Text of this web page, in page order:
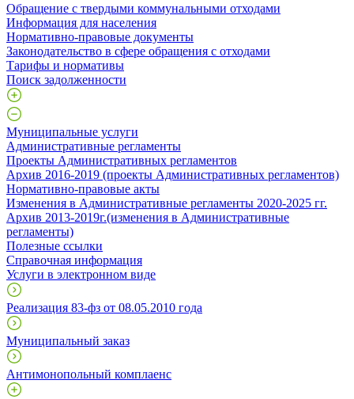
Обращение с твердыми коммунальными отходами
Информация для населения
Нормативно-правовые документы
Законодательство в сфере обращения с отходами
Тарифы и нормативы
Поиск задолженности
Муниципальные услуги
Административные регламенты
Проекты Административных регламентов
Архив 2016-2019 (проекты Административных регламентов)
Нормативно-правовые акты
Изменения в Административные регламенты 2020-2025 гг.
Архив 2013-2019г.(изменения в Административные
регламенты)
Полезные ссылки
Справочная информация
Услуги в электронном виде
Реализация 83-фз от 08.05.2010 года
Муниципальный заказ
Антимонопольный комплаенс